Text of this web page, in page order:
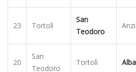
23 Tortolì
San
Teodoro
20
San
Teodoro
Tortolì